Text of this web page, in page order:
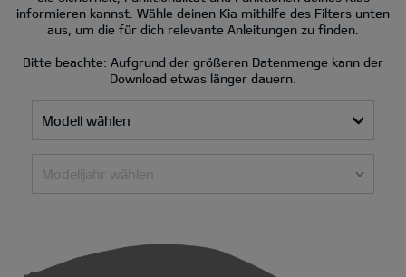
informieren kannst. Wähle deinen Kia mithilfe des Filters unten
aus, um die für dich relevante Anleitungen zu finden.
Bitte beachte: Aufgrund der größeren Datenmenge kann der
Download etwas länger dauern.
Modell wählen
Modelljahr wählen